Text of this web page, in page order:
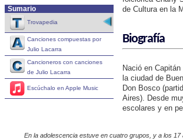
Sumario
Trovapedia
Canciones compuestas por
Julio Lacarra
Cancioneros con canciones
de Julio Lacarra
Escúchalo en Apple Music
de Cultura en la
Biografía
Nació en
la ciudad de
Don Bosco
Aires). Desde
escolares y en
En la adolescencia estuve en cuatro grupos, y a los